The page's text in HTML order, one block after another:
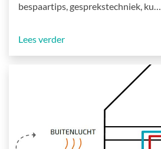
bespaartips, gesprekstechniek, ku…
Lees verder